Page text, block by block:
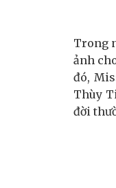
Trong
ảnh
đó,
Thùy
đời